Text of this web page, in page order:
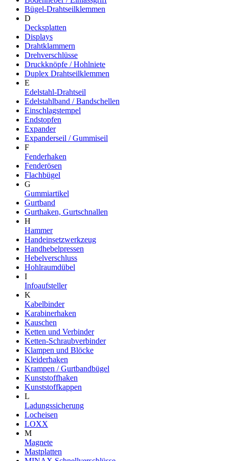
Bügel-Drahtseilklemmen
D
Decksplatten
Displays
Drahtklammern
Drehverschlüsse
Druckknöpfe / Hohlniete
Duplex Drahtseilklemmen
E
Edelstahl-Drahtseil
Edelstahlband / Bandschellen
Einschlagstempel
Endstopfen
Expander
Expanderseil / Gummiseil
F
Fenderhaken
Fenderösen
Flachbügel
G
Gummiartikel
Gurtband
Gurthaken, Gurtschnallen
H
Hammer
Handeinsetzwerkzeug
Handhebelpressen
Hebelverschluss
Hohlraumdübel
I
Infoaufsteller
K
Kabelbinder
Karabinerhaken
Kauschen
Ketten und Verbinder
Ketten-Schraubverbinder
Klampen und Blöcke
Kleiderhaken
Krampen / Gurtbandbügel
Kunststoffhaken
Kunststoffkappen
L
Ladungssicherung
Locheisen
LOXX
M
Magnete
Mastplatten